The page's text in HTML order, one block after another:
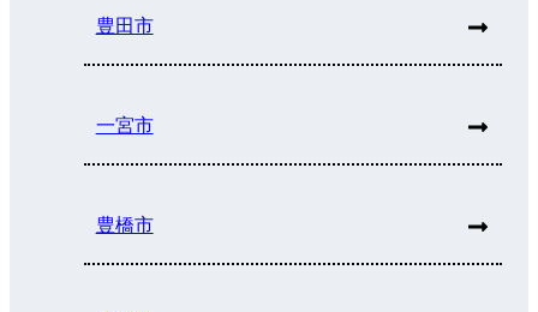
豊田市
一宮市
豊橋市